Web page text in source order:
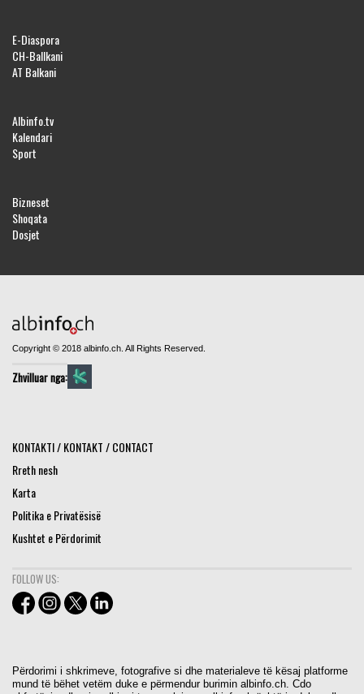
E-Diaspora
CH-Ballkani
AT Balkani
Albinfo.tv
Kalendari
Sport
Bizneset
Shoqata
Dosjet
Copyright © 2018 albinfo.ch. All Rights Reserved.
Zhvilluar nga:
KONTAKTI / KONTAKT / CONTACT
Rreth nesh
Karta
Politika e Privatësisë
Kushtet e Përdorimit
FOLLOW US:
Përdorimi i shkrimeve, fotografive si dhe materialeve të kësaj platforme
mund të bëhet vetëm duke e përmendur burimin albinfo.ch. Cdo